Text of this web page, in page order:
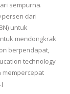
sempurna.
persen dari
untuk
mendongkrak
berpendapat,
technology
mempercepat